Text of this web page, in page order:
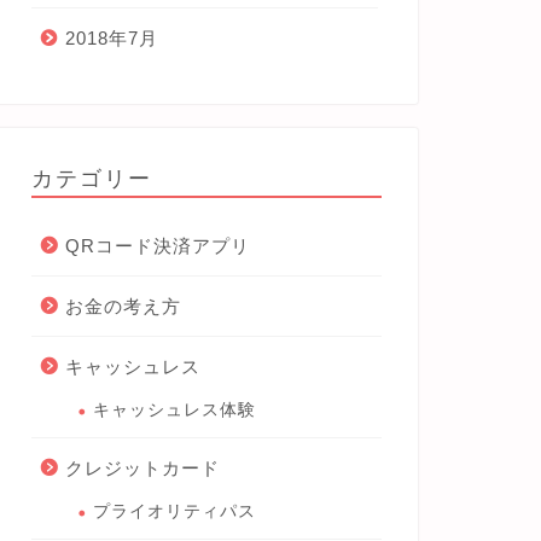
2018年7月
カテゴリー
QRコード決済アプリ
お金の考え方
キャッシュレス
キャッシュレス体験
クレジットカード
プライオリティパス